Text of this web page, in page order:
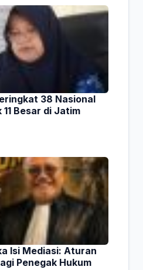
38 Nasional
11 Besar di Jatim
Isi Mediasi: Aturan
Penegak Hukum